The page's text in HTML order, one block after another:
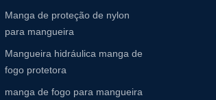
Manga de proteção de nylon
para mangueira
Mangueira hidráulica manga de
fogo protetora
manga de fogo para mangueira